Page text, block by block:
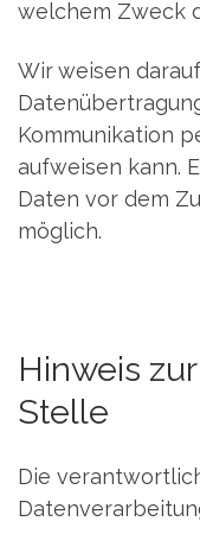
welchem Zweck
Wir weisen
Kommunikation
aufweisen kann.
Daten vor dem
möglich.
Hinweis
Stelle
Die